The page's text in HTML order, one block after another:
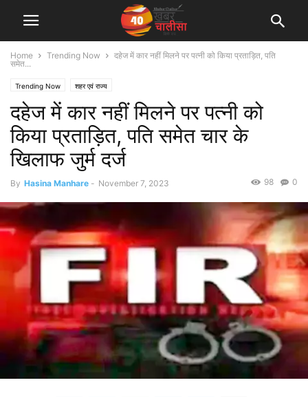
Home Trending Now
दहेज में कार नहीं मिलने पर पत्नी को किया प्रताड़ित, पति
समेत...
Trending Now शहर एवं राज्य
दहेज में कार नहीं मिलने पर पत्नी को
किया प्रताड़ित, पति समेत चार के
खिलाफ जुर्म दर्ज
By Hasina Manhare - November 7, 2023 0
98